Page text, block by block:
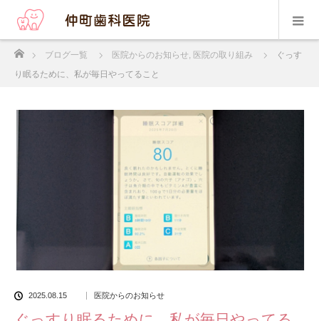
ブログ一覧 医院からのお知らせ, 医院の取り組み
ぐっす
り眠るために、私が毎⽇やってること
2025.08.15 医院からのお知らせ